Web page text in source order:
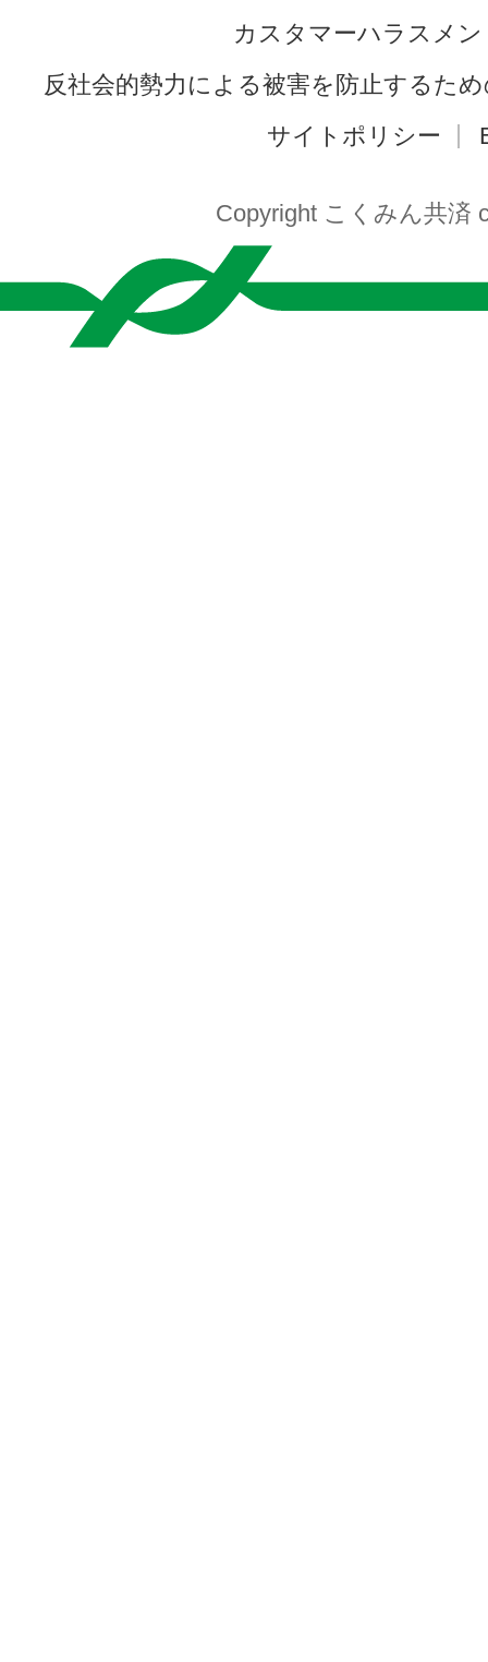
カスタマーハラスメ
反社会的勢力による被害を防止するた
サイトポリシー
Copyright こくみん共済